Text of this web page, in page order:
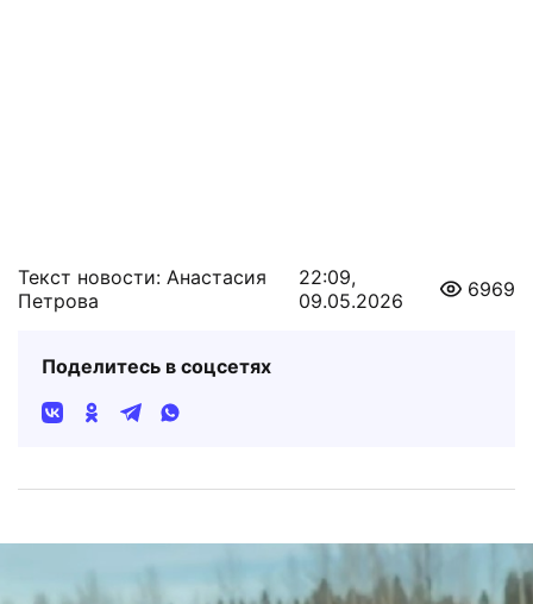
Текст новости: Анастасия
Петрова
22:09,
09.05.2026
6969
Поделитесь в соцсетях